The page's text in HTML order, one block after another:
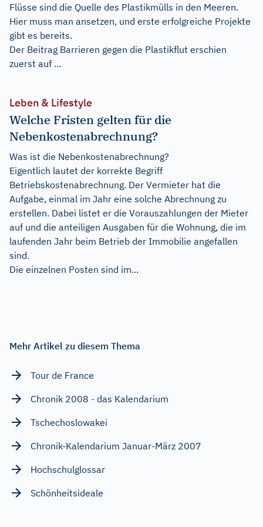
Flüsse sind die Quelle des Plastikmülls in den Meeren.
Hier muss man ansetzen, und erste erfolgreiche Projekte
gibt es bereits.
Der Beitrag Barrieren gegen die Plastikflut erschien
zuerst auf ...
Leben & Lifestyle
Welche Fristen gelten für die
Nebenkostenabrechnung?
Was ist die Nebenkostenabrechnung?
Eigentlich lautet der korrekte Begriff
Betriebskostenabrechnung. Der Vermieter hat die
Aufgabe, einmal im Jahr eine solche Abrechnung zu
erstellen. Dabei listet er die Vorauszahlungen der Mieter
auf und die anteiligen Ausgaben für die Wohnung, die im
laufenden Jahr beim Betrieb der Immobilie angefallen
sind.
Die einzelnen Posten sind im...
Mehr Artikel zu diesem Thema
Tour de France
Chronik 2008 - das Kalendarium
Tschechoslowakei
Chronik-Kalendarium Januar-März 2007
Hochschulglossar
Schönheitsideale